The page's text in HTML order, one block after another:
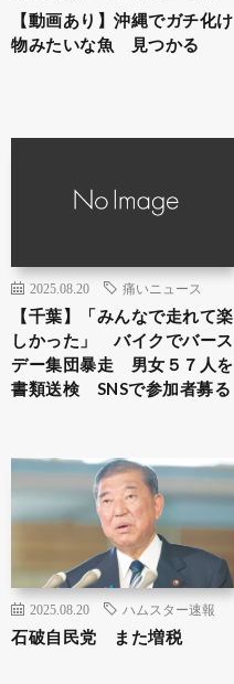
【動画あり】沖縄でガチ化け
物みたいな魚 見つかる
2025.08.20 痛いニュース
【千葉】「みんなで走れて楽
しかった」 バイクでバース
デー集団暴走 男女５７人を
書類送検 SNSで参加者募る
2025.08.20 ハムスター速報
石破自民党 また増税